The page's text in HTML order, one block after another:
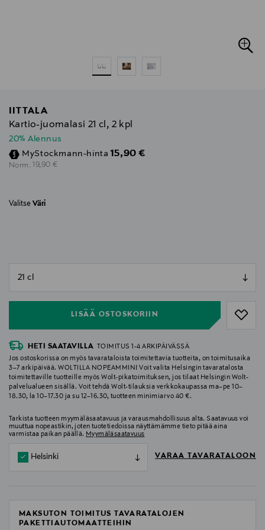
IITTALA
Kartio-juomalasi 21 cl, 2 kpl
20% Alennus
MyStockmann-hinta Discounted Price
15,90 €
Norm. Original Price
19,90 €
Valitse Väri
LISÄÄ OSTOSKORIIN
null
HETI SAATAVILLA TOIMITUS 1-4 ARKIPÄIVÄSSÄ
Jos ostoskorissa on myös tavarataloista toimitettavia tuotteita, on toimitusaika
3–7 arkipäivää. WOLTILLA NOPEAMMIN! Voit valita Helsingin tavaratalosta
toimitettaville tuotteille myös Wolt-pikatoimituksen, jos tilaat Helsingin Wolt-
palvelualueen sisällä. Voit tehdä Wolt-tilauksia verkkokaupassa ma–pe 10–
18.30, la 10–17.30 ja su 12–16.30, tuotteen minimiarvo 40 €.
Tarkista tuotteen myymäläsaatavuus ja varausmahdollisuus alta. Saatavuus voi
muuttua nopeastikin, joten tuotetiedoissa näyttämämme tieto pitää aina
varmistaa paikan päällä. Myymäläsaatavuus
Helsinki VARAA TAVARATALOON
MAKSUTON TOIMITUS TAVARATALOJEN
PAKETTIAUTOMAATTEIHIN